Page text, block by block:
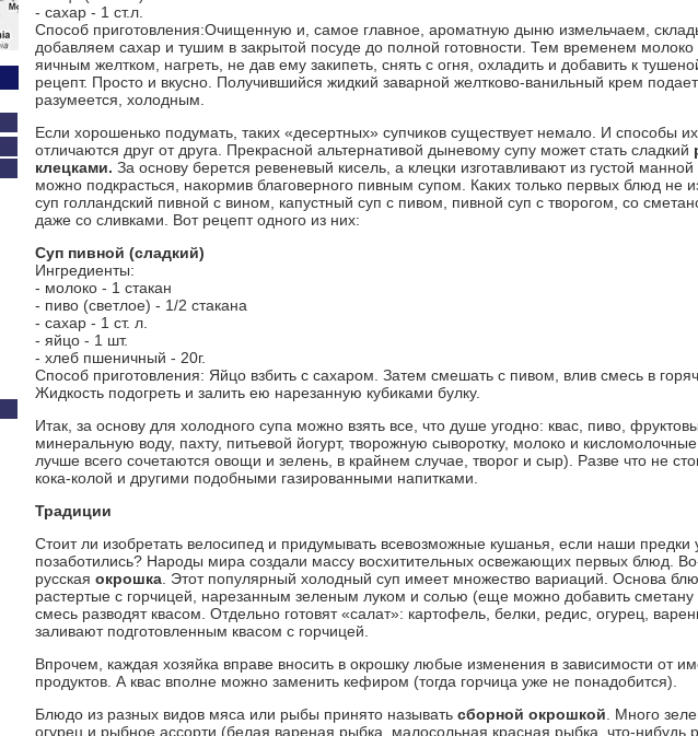
- сахар - 1 ст.л.
Способ приготовления:Очищенную и, самое главное, ароматную дыню измельчаем,
добавляем сахар и тушим в закрытой посуде до полной готовности. Тем временем
яичным желтком, нагреть, не дав ему закипеть, снять с огня, охладить и добавить к
рецепт. Просто и вкусно. Получившийся жидкий заварной желтково-ванильный крем
разумеется, холодным.
Если хорошенько подумать, таких «десертных» супчиков существует немало. И способы
отличаются друг от друга. Прекрасной альтернативой дыневому супу может стать сладкий
клецками. За основу берется ревеневый кисель, а клецки изготавливают из густой
можно подкрасться, накормив благоверного пивным супом. Каких только первых блюд не
суп голландский пивной с вином, капустный суп с пивом, пивной суп с творогом, со
даже со сливками. Вот рецепт одного из них:
Суп пивной (сладкий)
Ингредиенты:
- молоко - 1 стакан
- пиво (светлое) - 1/2 стакана
- сахар - 1 ст. л.
- яйцо - 1 шт.
- хлеб пшеничный - 20г.
Способ приготовления: Яйцо взбить с сахаром. Затем смешать с пивом, влив смесь в
Жидкость подогреть и залить ею нарезанную кубиками булку.
Итак, за основу для холодного супа можно взять все, что душе угодно: квас, пиво,
минеральную воду, пахту, питьевой йогурт, творожную сыворотку, молоко и
лучше всего сочетаются овощи и зелень, в крайнем случае, творог и сыр). Разве что не
кока-колой и другими подобными газированными напитками.
Традиции
Стоит ли изобретать велосипед и придумывать всевозможные кушанья, если наши предки
позаботились? Народы мира создали массу восхитительных освежающих первых блюд.
русская окрошка . Этот популярный холодный суп имеет множество вариаций. Основа
растертые с горчицей, нарезанным зеленым луком и солью (еще можно добавить сметану
смесь разводят квасом. Отдельно готовят «салат»: картофель, белки, редис, огурец,
заливают подготовленным квасом с горчицей.
Впрочем, каждая хозяйка вправе вносить в окрошку любые изменения в зависимости от
продуктов. А квас вполне можно заменить кефиром (тогда горчица уже не понадобится).
Блюдо из разных видов мяса или рыбы принято называть сборной окрошкой . Много
огурец и рыбное ассорти (белая вареная рыбка, малосольная красная рыбка, что-нибудь